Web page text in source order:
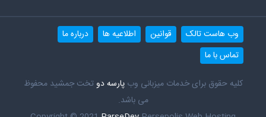
وب هاست تالک قوانین اطلاعیه ها
درباره ما
تماس با ما
کلیه حقوق برای خدمات میزبانی وبپارسه دوتخت جمشید محفوظ
می باشد.